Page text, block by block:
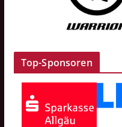
Top-Sponsoren